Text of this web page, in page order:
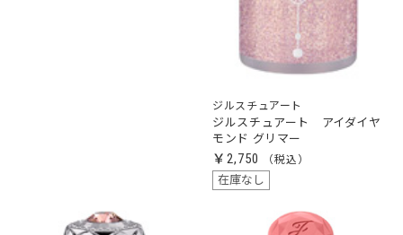
ジルスチュアート
ジルスチュアート アイダイヤ
モンド グリマー
￥2,750
在庫なし